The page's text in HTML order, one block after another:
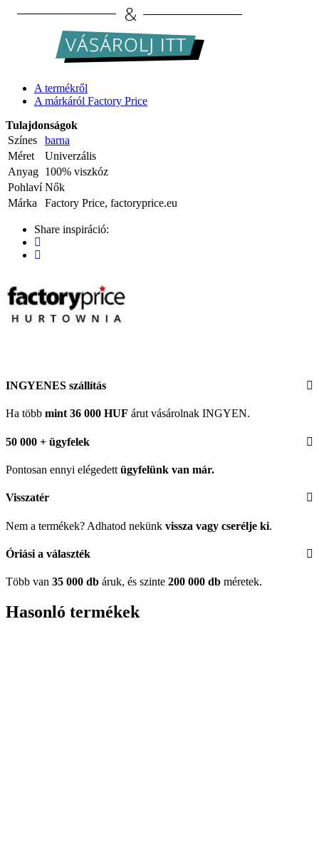
A termékről
A márkáról Factory Price
Tulajdonságok
Színes
barna
Méret
Univerzális
Anyag 100% viszkóz
Pohlaví Nők
Márka
Factory Price, factoryprice.eu
Share inspiráció:
INGYENES szállítás
Ha több mint 36 000 HUF árut vásárolnak INGYEN.
50 000 + ügyfelek
Pontosan ennyi elégedett ügyfelünk van már.
Visszatér
Nem a termékek? Adhatod nekünk vissza vagy cserélje ki.
Óriási a választék
Több van 35 000 db áruk, és szinte 200 000 db méretek.
Hasonló termékek